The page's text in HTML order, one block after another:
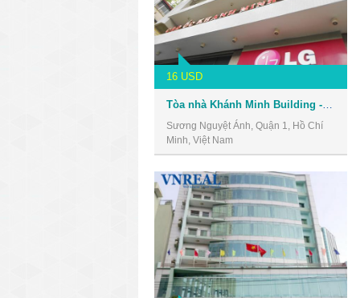
16 USD
Sương Nguyệt Ánh, Quận 1, Hồ Chí
Minh, Việt Nam